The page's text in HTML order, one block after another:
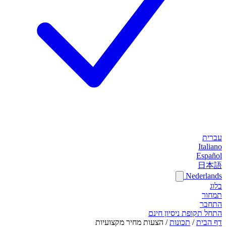
עברית
Italiano
Español
日本語
Nederlands
בלוג
תמחור
התחבר
התחל תקופת ניסיון חינם
דף הבית / תכונות / הצעות מחיר מקצועיות